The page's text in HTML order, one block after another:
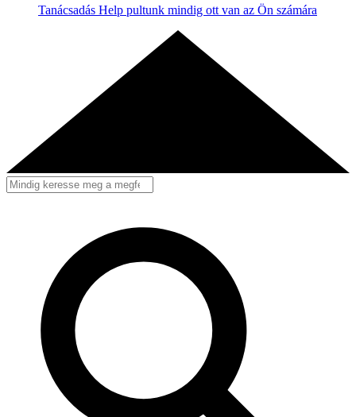
Tanácsadás Help pultunk mindig ott van az Ön számára